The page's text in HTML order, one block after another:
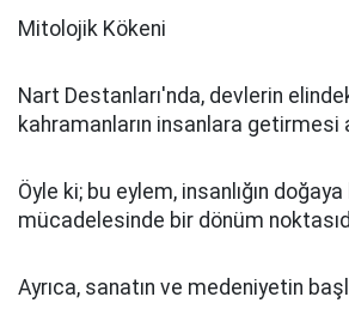
Mitolojik Kökeni
Nart Destanları'nda, devlerin
kahramanların insanlara getirmesi
Öyle ki; bu eylem, insanlığın doğaya
mücadelesinde bir dönüm
Ayrıca, sanatın ve medeniyetin